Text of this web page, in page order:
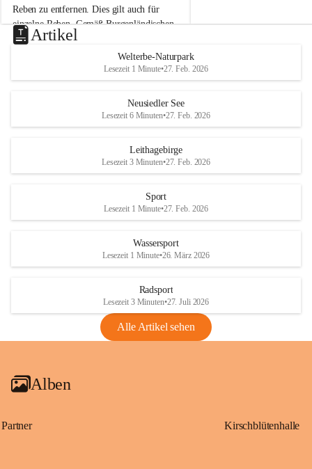
N
e
u
s
d
S
Reben zu entfernen. Dies gilt auch für
einzelne Reben. Gemäß Burgenländischen
Weinbaugesetz sind nicht gepflegte oder
unzulässige Weingärten zu roden! Bitte
helfen wir zusammen um unsere Winzer
vor den prognostizierten Ernteausfällen
und den daraus folgenden wirtschaftlichen
Maßnahmen zur Bekämpfung
Rebe und der Amerikanischen
Anhang VBl. EU Nr. 18
1 Seite•1,4 MB
VBl. EU Nr. 18_2026
u
e
d
r
S
Artikel
Welterbe-Naturpark
Lesezeit 1 Minute•27. Feb. 2026
Neusiedler See
Lesezeit 6 Minuten•27. Feb. 2026
Leithagebirge
Lesezeit 3 Minuten•27. Feb. 2026
Sport
Lesezeit 1 Minute•27. Feb. 2026
Wassersport
Lesezeit 1 Minute•26. März 2026
Radsport
Lesezeit 3 Minuten•27. Juli 2026
Alle Artikel sehen
Alben
Partner Kirschblütenhalle